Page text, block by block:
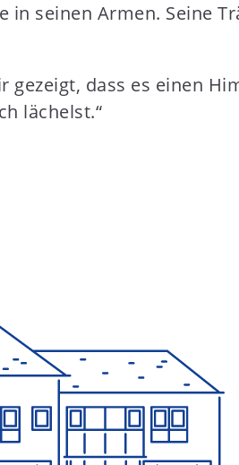
in seinen Armen. Seine
dass es einen
lächelst.“